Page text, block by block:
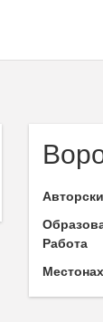
Работа